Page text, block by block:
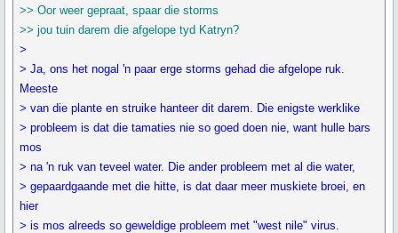
>> Oor weer gepraat, spaar die storms
>> jou tuin darem die afgelope tyd Katryn?
>
> Ja, ons het nogal 'n paar erge storms gehad die afgelope ruk.
Meeste
> van die plante en struike hanteer dit darem. Die enigste werklike
> probleem is dat die tamaties nie so goed doen nie, want hulle bars
mos
> na 'n ruk van teveel water. Die ander probleem met al die water,
> gepaardgaande met die hitte, is dat daar meer muskiete broei, en
hier
> is mos alreeds so geweldige probleem met "west nile" virus.